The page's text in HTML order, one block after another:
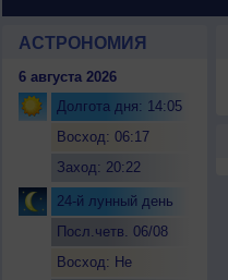
АСТРОНОМИЯ
6 августа 2026
Долгота дня: 14:05
Восход: 06:17
Заход: 20:22
24-й лунный день
Посл.четв. 06/08
Восход: Не